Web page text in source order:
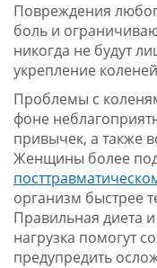
Повреждения
боль и
никогда не будут
укрепление
Проблемы с
фоне
привычек, а также
Женщины более
организм быстрее
Правильная диета
нагрузка помогут
предупредить